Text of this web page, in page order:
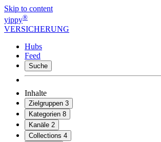
Skip to content
yippy®
VERSICHERUNG
Hubs
Feed
Suche
Inhalte
Zielgruppen 3
Kategorien 8
Kanäle 2
Collections 4